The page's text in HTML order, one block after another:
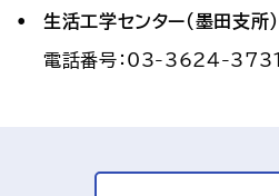
生活工学センター（墨田支所）
電話番号：03-3624-3731